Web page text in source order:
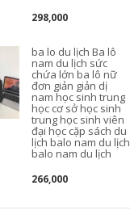
298,000
ba lo du lịch Ba lô
nam du lịch sức
chứa lớn ba lô nữ
đơn giản giản dị
nam học sinh trung
học cơ sở học sinh
trung học sinh viên
đại học cặp sách du
lịch balo nam du lịch
balo nam du lịch
266,000